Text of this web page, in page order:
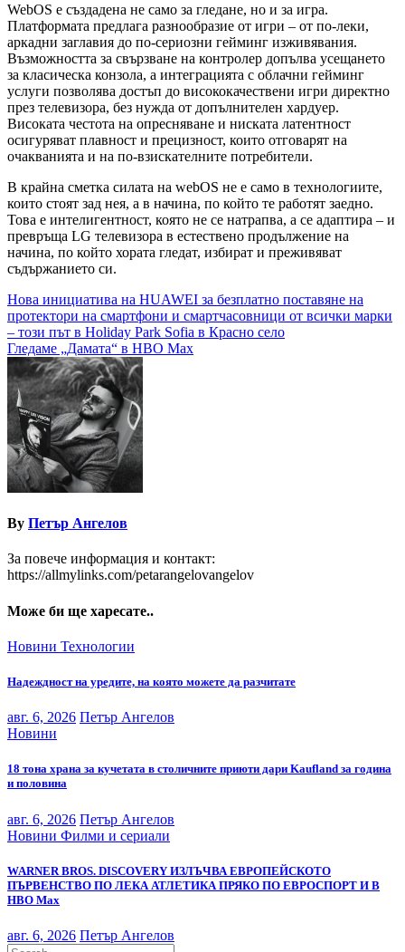
WebOS е създадена не само за гледане, но и за игра.
Платформата предлага разнообразие от игри – от по-леки,
аркадни заглавия до по-сериозни гейминг изживявания.
Възможността за свързване на контролер допълва усещането
за класическа конзола, а интеграцията с облачни гейминг
услуги позволява достъп до висококачествени игри директно
през телевизора, без нужда от допълнителен хардуер.
Високата честота на опресняване и ниската латентност
осигуряват плавност и прецизност, които отговарят на
очакванията и на по-взискателните потребители.
В крайна сметка силата на webOS не е само в технологиите,
които стоят зад нея, а в начина, по който те работят заедно.
Това е интелигентност, която не се натрапва, а се адаптира – и
превръща LG телевизора в естествено продължение на
начина, по който хората гледат, избират и преживяват
съдържанието си.
Навигация
Нова инициатива на HUAWEI за безплатно поставяне на
протектори на смартфони и смартчасовници от всички марки
– този път в Holiday Park Sofia в Красно село
Гледаме „Дамата“ в HBO Max
By Петър Ангелов
За повече информация и контакт:
https://allmylinks.com/petarangelovangelov
Може би ще харесате..
Новини Технологии
Надеждност на уредите, на която можете да разчитате
авг. 6, 2026 Петър Ангелов
Новини
18 тона храна за кучетата в столичните приюти дари Kaufland за година
и половина
авг. 6, 2026 Петър Ангелов
Новини Филми и сериали
WARNER BROS. DISCOVERY ИЗЛЪЧВА ЕВРОПЕЙСКОТО
ПЪРВЕНСТВО ПО ЛЕКА АТЛЕТИКА ПРЯКО ПО ЕВРОСПОРТ И В
НВО Мах
авг. 6, 2026 Петър Ангелов